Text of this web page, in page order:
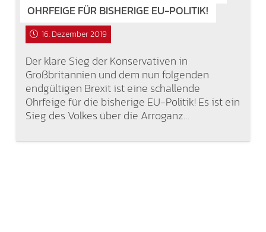
HRFEIGE FÜR BISHERIGE EU-POLITIK!
16. Dezember 2019
Der klare Sieg der Konservativen in
Großbritannien und dem nun folgenden
endgültigen Brexit ist eine schallende
Ohrfeige für die bisherige EU-Politik! Es ist ein
Sieg des Volkes über die Arroganz…